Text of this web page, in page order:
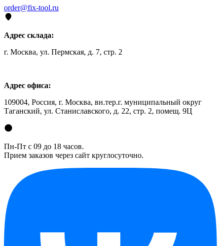
order@fix-tool.ru
Адрес склада:
г. Москва, ул. Пермская, д. 7, стр. 2
Адрес офиса:
109004, Россия, г. Москва, вн.тер.г. муниципальный округ
Таганский, ул. Станиславского, д. 22, стр. 2, помещ. 9Ц
Пн-Пт с 09 до 18 часов.
Прием заказов через сайт круглосуточно.